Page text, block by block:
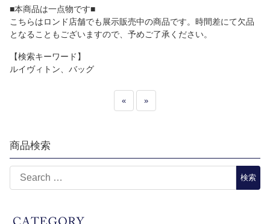
■本商品は一点物です■
こちらはロンド店舗でも展示販売中の商品です。時間差にて欠品
となることもございますので、予めご了承ください。
【検索キーワード】
ルイヴィトン、バッグ
« »
商品検索